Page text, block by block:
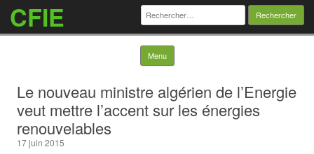
CFIE Rechercher :
Menu Skip to content
Le nouveau ministre algérien de l’Energie
veut mettre l’accent sur les énergies
renouvelables
17 juin 2015